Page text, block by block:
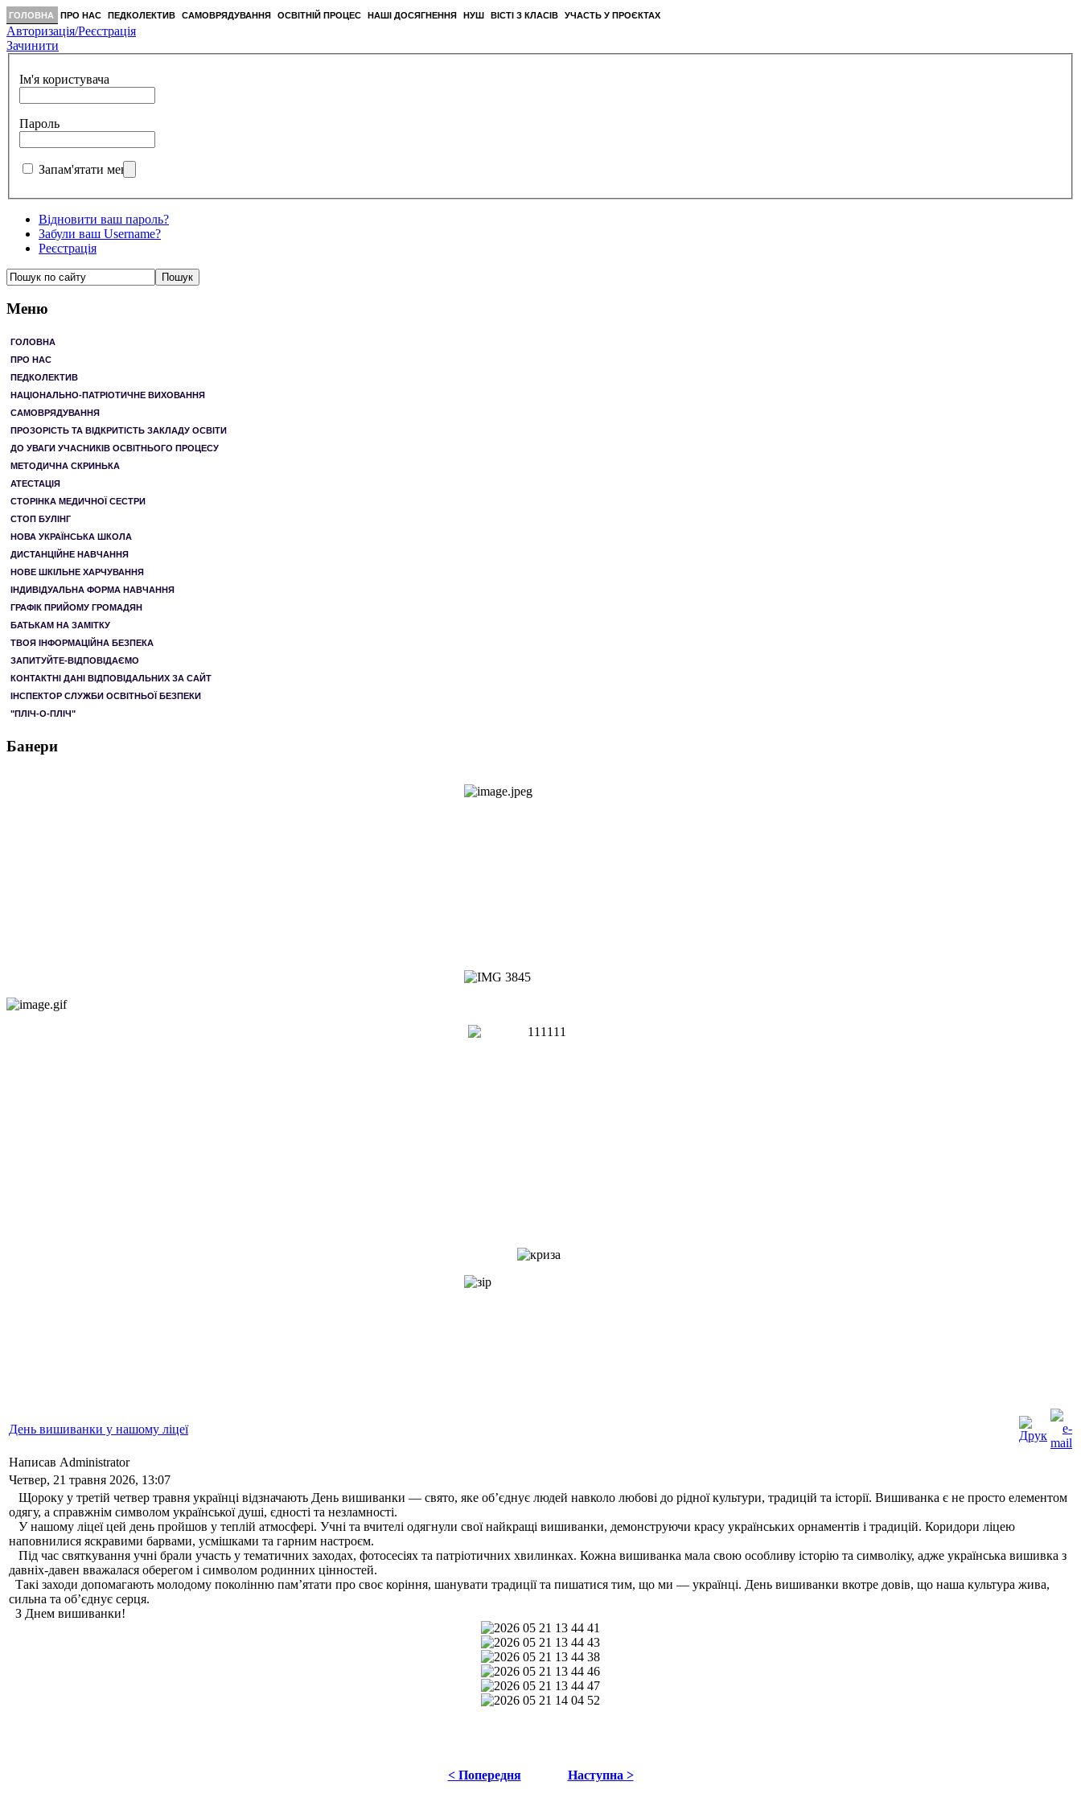
ГОЛОВНА ПРО НАС ПЕДКОЛЕКТИВ САМОВРЯДУВАННЯ ОСВІТНІЙ ПРОЦЕС НАШІ ДОСЯГНЕННЯ НУШ ВІСТІ З КЛАСІВ УЧАСТЬ У ПРОЄКТАХ
Авторизація/Реєстрація
Зачинити
Ім'я користувача
Пароль
Запам'ятати мене
Відновити ваш пароль?
Забули ваш Username?
Реєстрація
Меню
ГОЛОВНА
ПРО НАС
ПЕДКОЛЕКТИВ
НАЦІОНАЛЬНО-ПАТРІОТИЧНЕ ВИХОВАННЯ
САМОВРЯДУВАННЯ
ПРОЗОРІСТЬ ТА ВІДКРИТІСТЬ ЗАКЛАДУ ОСВІТИ
ДО УВАГИ УЧАСНИКІВ ОСВІТНЬОГО ПРОЦЕСУ
МЕТОДИЧНА СКРИНЬКА
АТЕСТАЦІЯ
СТОРІНКА МЕДИЧНОЇ СЕСТРИ
СТОП БУЛІНГ
НОВА УКРАЇНСЬКА ШКОЛА
ДИСТАНЦІЙНЕ НАВЧАННЯ
НОВЕ ШКІЛЬНЕ ХАРЧУВАННЯ
ІНДИВІДУАЛЬНА ФОРМА НАВЧАННЯ
ГРАФІК ПРИЙОМУ ГРОМАДЯН
БАТЬКАМ НА ЗАМІТКУ
ТВОЯ ІНФОРМАЦІЙНА БЕЗПЕКА
ЗАПИТУЙТЕ-ВІДПОВІДАЄМО
КОНТАКТНІ ДАНІ ВІДПОВІДАЛЬНИХ ЗА САЙТ
ІНСПЕКТОР СЛУЖБИ ОСВІТНЬОЇ БЕЗПЕКИ
"ПЛІЧ-О-ПЛІЧ"
Банери
День вишиванки у нашому ліцеї
Написав Administrator
Четвер, 21 травня 2026, 13:07
Щороку у третій четвер травня українці відзначають День вишиванки — свято, яке об’єднує людей навколо любові до рідної культури, традицій та історії. Вишиванка є не просто елементом
одягу, а справжнім символом української душі, єдності та незламності.
У нашому ліцеї цей день пройшов у теплій атмосфері. Учні та вчителі одягнули свої найкращі вишиванки, демонструючи красу українських орнаментів і традицій. Коридори ліцею
наповнилися яскравими барвами, усмішками та гарним настроєм.
Під час святкування учні брали участь у тематичних заходах, фотосесіях та патріотичних хвилинках. Кожна вишиванка мала свою особливу історію та символіку, адже українська вишивка з
давніх-давен вважалася оберегом і символом родинних цінностей.
Такі заходи допомагають молодому поколінню пам’ятати про своє коріння, шанувати традиції та пишатися тим, що ми — українці. День вишиванки вкотре довів, що наша культура жива,
сильна та об’єднує серця.
З Днем вишиванки!
< Попередня Наступна >